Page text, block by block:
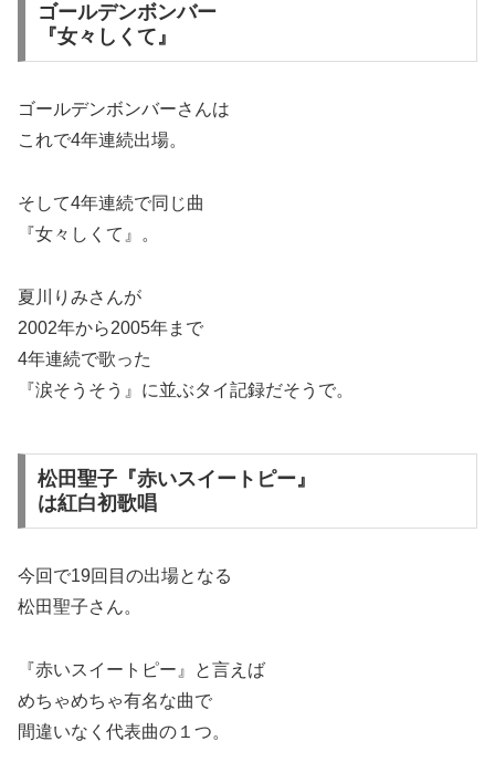
ゴールデンボンバー
『女々しくて』
ゴールデンボンバーさんは
これで4年連続出場。
そして4年連続で同じ曲
『女々しくて』。
夏川りみさんが
2002年から2005年まで
4年連続で歌った
『涙そうそう』に並ぶタイ記録だそうで。
松田聖子『赤いスイートピー』
は紅白初歌唱
今回で19回目の出場となる
松田聖子さん。
『赤いスイートピー』と言えば
めちゃめちゃ有名な曲で
間違いなく代表曲の１つ。